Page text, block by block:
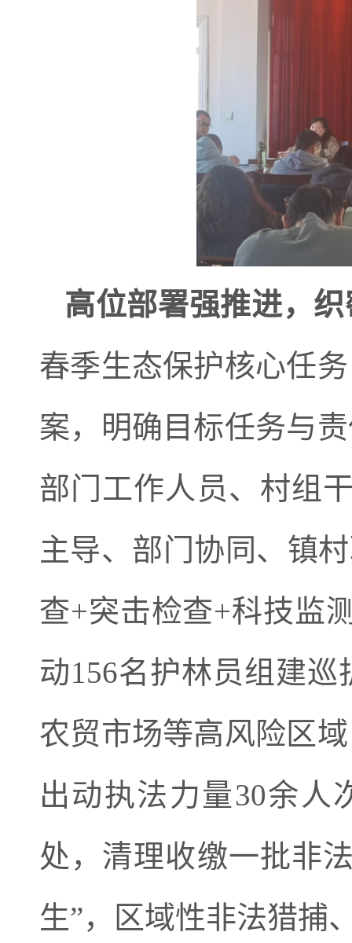
高位部署强推进，
春季生态保护核心任
案，明确目标任务与
部门工作人员、村组
主导、部门协同、镇
查+突击检查+科技监
动156名护林员组建
农贸市场等高风险区
出动执法力量30余人
处，清理收缴一批非
生”，区域性非法猎捕